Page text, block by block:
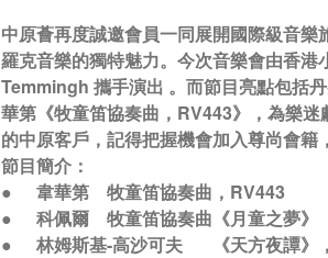
中原薈再度誠邀會員一同展開國際級音
羅克音樂的獨特魅力。今次音樂會由香
Temmingh 攜手演出 。而節目亮點包括
華第《牧童笛協奏曲，RV443》，為樂
的中原客戶，記得把握機會加入尊尚會籍
節目簡介：
●
韋華第
牧童笛協奏曲，RV443
●
科佩爾
牧童笛協奏曲《月童之夢》
●
林姆斯基-高沙可夫 《天方夜譚》